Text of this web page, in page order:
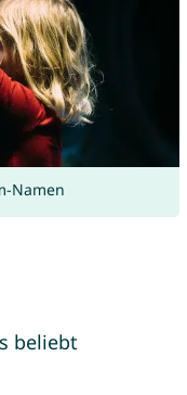
Namen
beliebt